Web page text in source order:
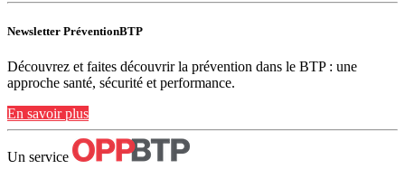
Newsletter PréventionBTP
Découvrez et faites découvrir la prévention dans le BTP : une
approche santé, sécurité et performance.
En savoir plus
Un service